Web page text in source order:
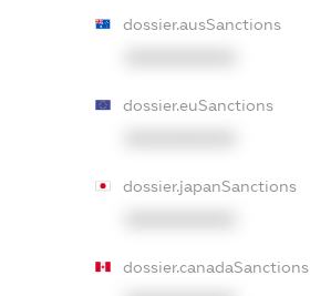
dossier.ausSanctions
dossier.euSanctions
dossier.japanSanctions
dossier.canadaSanctions